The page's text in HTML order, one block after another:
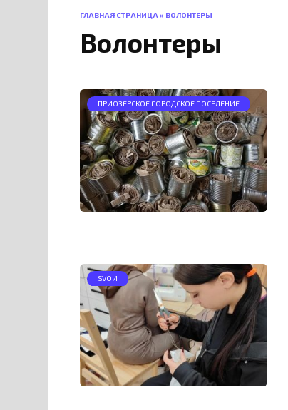
ГЛАВНАЯ СТРАНИЦА» ВОЛОНТЕРЫ
Волонтеры
ПРИОЗЕРСКОЕ ГОРОДСКОЕ ПОСЕЛЕНИЕ
SVOИ